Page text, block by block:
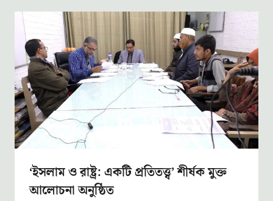
‘ইসলাম ও রাষ্ট্র: একটি প্রতিতত্ত্ব’ শীর্ষক মুক্ত
আলোচনা অনুষ্ঠিত